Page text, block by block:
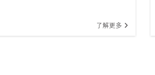
了解更多